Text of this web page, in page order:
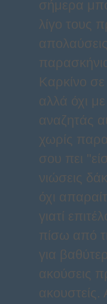
σήμερα
λίγο τους
Καρκίνο
αλλά όχι
αναζητάς
χωρίς
σου πει
νιώσεις
όχι
γιατί
πίσω από
για
ακούσεις